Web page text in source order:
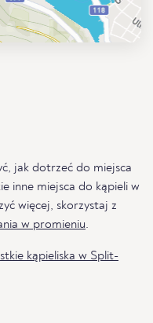
jak dotrzeć do miejsca
inne miejsca do kąpieli w
więcej, skorzystaj z
w promieniu.
kąpieliska w Split-